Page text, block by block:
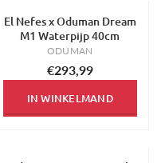
El Nefes x Oduman Dream
M1 Waterpijp 40cm
ODUMAN
€293,99
IN WINKELMAND